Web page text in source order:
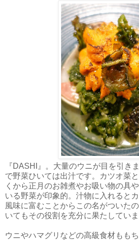
『DASHI』。大量のウニが目を引き
で野菜ひいては出汁です。カツオ菜
くから正月のお雑煮やお吸い物の具
いる野菜が印象的。汁物に入れると
風味に富むことからこの名がついた
いてもその役割を充分に果たしていま
ウニやハマグリなどの高級食材もも